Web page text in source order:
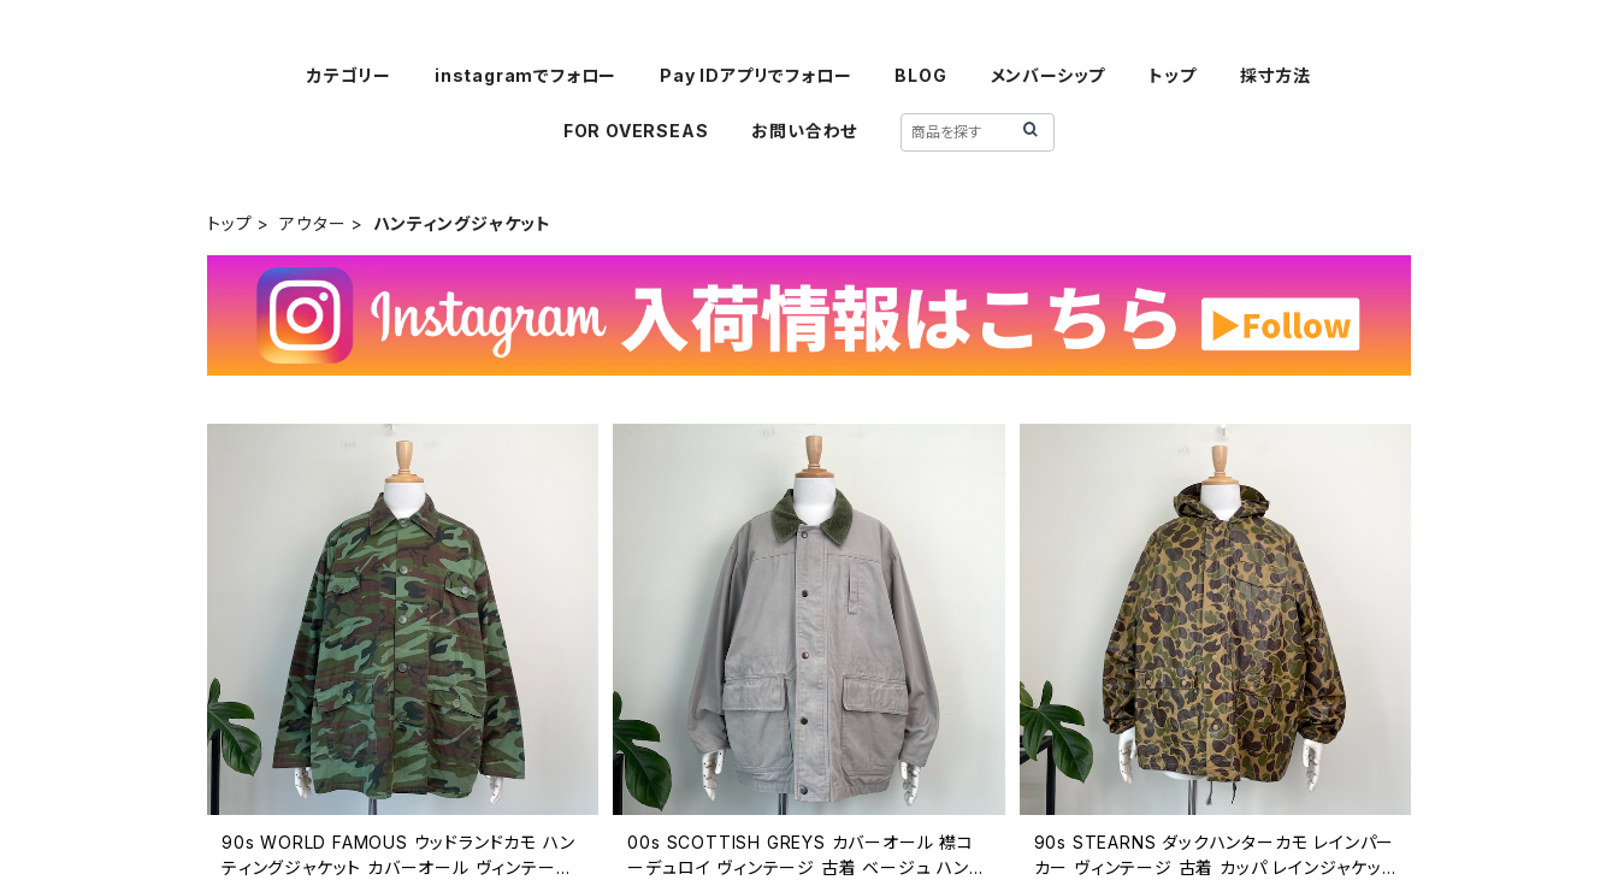
カテゴリー instagramでフォロー Pay IDアプリでフォロー BLOG メンバーシップ トップ 採寸方法
FOR OVERSEAS お問い合わせ
トップ アウター ハンティングジャケット
90s WORLD FAMOUS ウッドランドカモ ハン
ティングジャケット カバーオール ヴィンテージ
00s SCOTTISH GREYS カバーオール 襟コ
ーデュロイ ヴィンテージ 古着 ベージュ ハンテ
90s STEARNS ダックハンターカモ レインパー
カー ヴィンテージ 古着 カッパ レインジャケット